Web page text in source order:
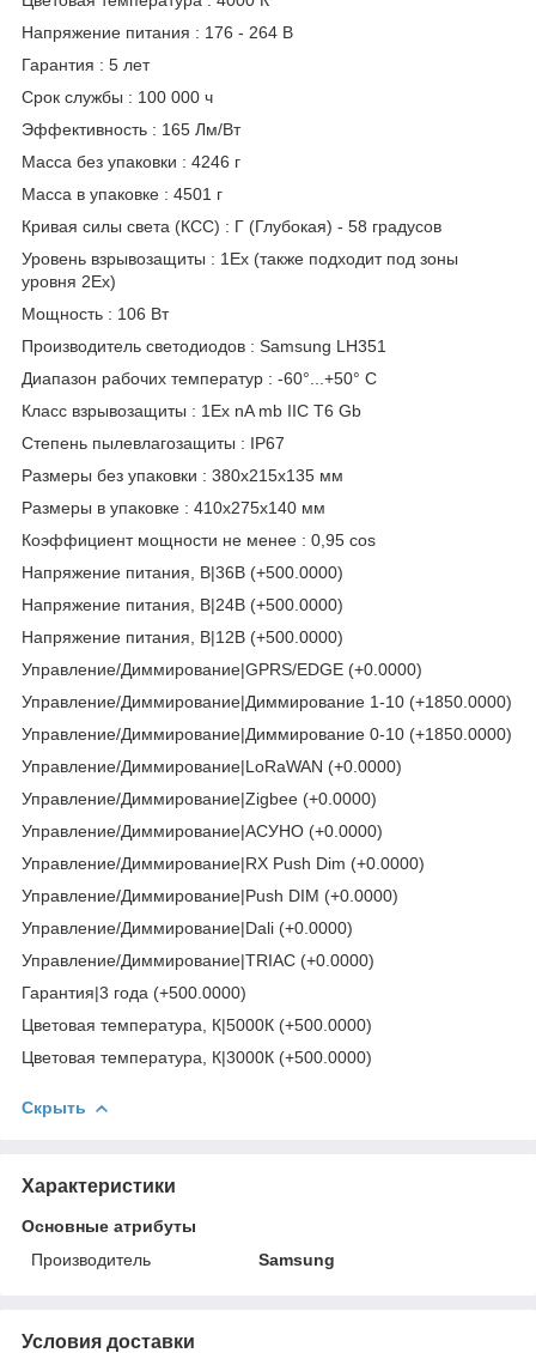
Напряжение питания : 176 - 264 В
Гарантия : 5 лет
Срок службы : 100 000 ч
Эффективность : 165 Лм/Вт
Масса без упаковки : 4246 г
Масса в упаковке : 4501 г
Кривая силы света (КСС) : Г (Глубокая) - 58 градусов
Уровень взрывозащиты : 1Ex (также подходит под зоны
уровня 2Ex)
Мощность : 106 Вт
Производитель светодиодов : Samsung LH351
Диапазон рабочих температур : -60°...+50° C
Класс взрывозащиты : 1Ex nA mb IIC T6 Gb
Степень пылевлагозащиты : IP67
Размеры без упаковки : 380x215x135 мм
Размеры в упаковке : 410x275x140 мм
Коэффициент мощности не менее : 0,95 cos
Напряжение питания, В|36В (+500.0000)
Напряжение питания, В|24В (+500.0000)
Напряжение питания, В|12В (+500.0000)
Управление/Диммирование|GPRS/EDGE (+0.0000)
Управление/Диммирование|Диммирование 1-10 (+1850.0000)
Управление/Диммирование|Диммирование 0-10 (+1850.0000)
Управление/Диммирование|LoRaWAN (+0.0000)
Управление/Диммирование|Zigbee (+0.0000)
Управление/Диммирование|АСУНО (+0.0000)
Управление/Диммирование|RX Push Dim (+0.0000)
Управление/Диммирование|Push DIM (+0.0000)
Управление/Диммирование|Dali (+0.0000)
Управление/Диммирование|TRIAC (+0.0000)
Гарантия|3 года (+500.0000)
Цветовая температура, К|5000К (+500.0000)
Цветовая температура, К|3000К (+500.0000)
Скрыть
Характеристики
Основные атрибуты
Производитель
Samsung
Условия доставки